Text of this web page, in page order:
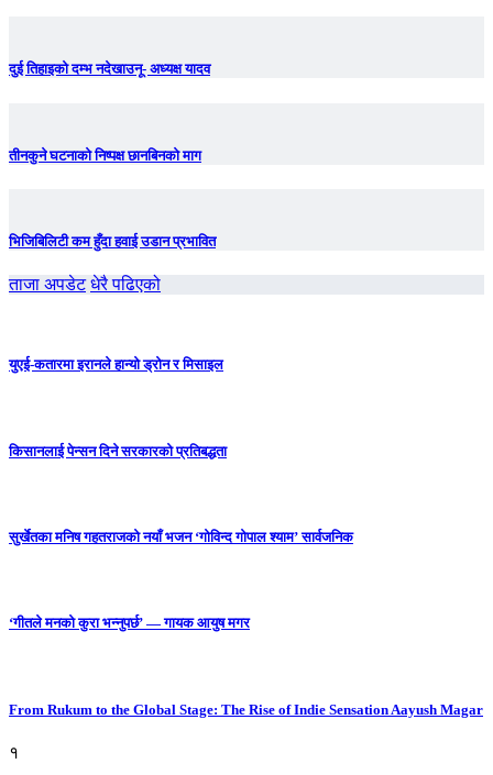
दुई तिहाइको दम्भ नदेखाउनू- अध्यक्ष यादव
तीनकुने घटनाकाे निष्पक्ष छानबिनकाे माग
भिजिबिलिटी कम हुँदा हवाई उडान प्रभावित
ताजा अपडेट धेरै पढिएको
युएई-कतारमा इरानले हान्यो ड्रोन र मिसाइल
किसानलाई पेन्सन दिने सरकारको प्रतिबद्धता
सुर्खेतका मनिष गहतराजको नयाँ भजन ‘गोविन्द गोपाल श्याम’ सार्वजनिक
‘गीतले मनको कुरा भन्नुपर्छ’ — गायक आयुष मगर
From Rukum to the Global Stage: The Rise of Indie Sensation Aayush Magar
१